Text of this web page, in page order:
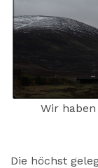
Wir
Die höchst